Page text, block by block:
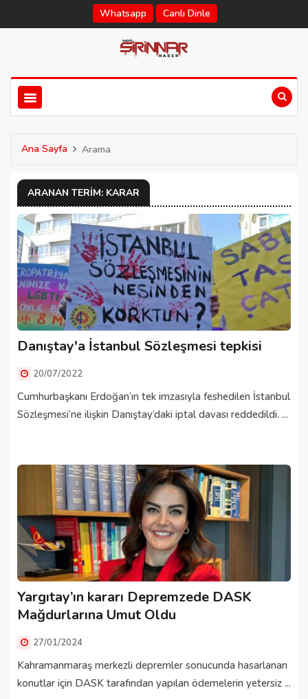
Whatsapp Canlı Dinle
Ana Sayfa Arama
ARANAN TERIM: KARAR
Danıştay'a İstanbul Sözleşmesi tepkisi
20/07/2022
Cumhurbaşkanı Erdoğan’ın tek imzasıyla feshedilen İstanbul
Sözleşmesi’ne ilişkin Danıştay’daki iptal davası reddedildi. ...
Yargıtay’ın kararı Depremzede DASK
Mağdurlarına Umut Oldu
27/01/2024
Kahramanmaraş merkezli depremler sonucunda hasarlanan
konutlar için DASK tarafından yapılan ödemelerin yetersiz ...